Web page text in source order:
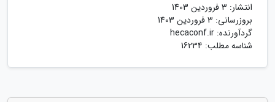
انتشار: 3 فروردین 1403
بروزرسانی: 3 فروردین 1403
گردآورنده: hecaconf.ir
شناسه مطلب: 16234